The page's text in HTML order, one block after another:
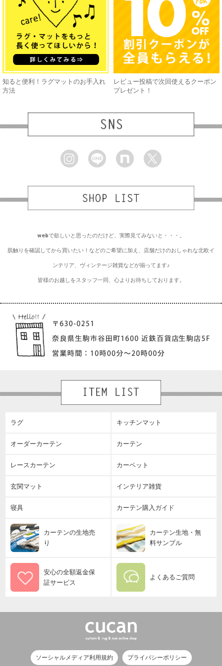
知ると便利！ラグマットのお手入れ
方法
レビュー投稿で次回使えるクーポン
プレゼント！
webで欲しいと思ったのだけど、実際見てみないと・・・。
肌触りを確認してから買いたい！などのご希望に加え、店舗だけのおしゃれな北欧イ
ンテリア、ヴィンテージ雑貨などが揃ってます♪
皆様のお越しをスタッフ一同、心よりお待ちしております。
ラグ キッチンマット
オーダーカーテン カーテン
レースカーテン カーペット
玄関マット インテリア雑貨
寝具 カーテン購入ガイド
カーテンの生地売
り
カーテン生地・無
料サンプル
安心の全額返金保
証サービス
よくあるご質問
ソーシャルメディア利用規約 プライバシーポリシー